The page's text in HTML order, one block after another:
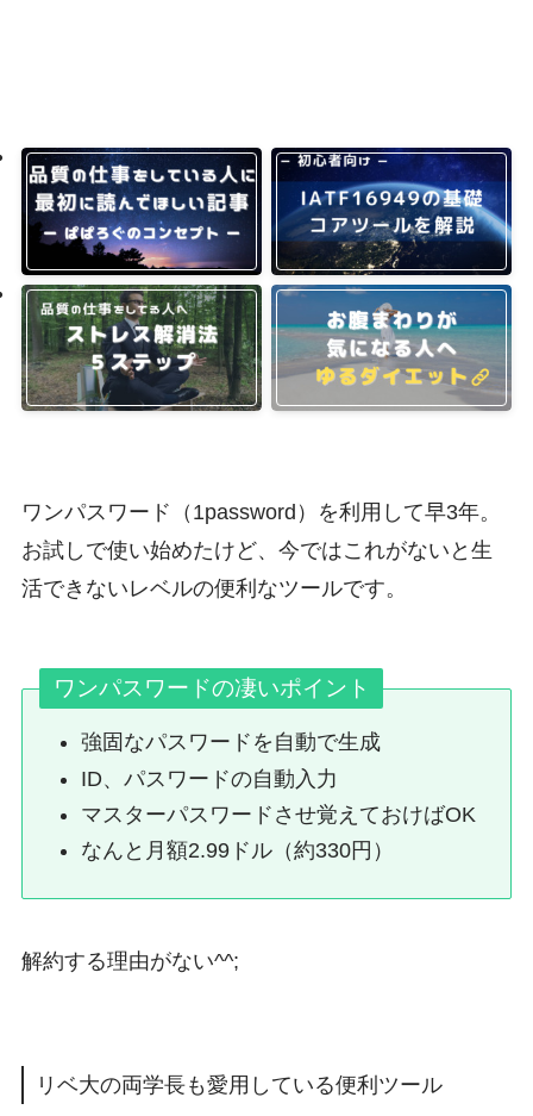
ワンパスワード（1password）を利用して早3年。
お試しで使い始めたけど、今ではこれがないと生
活できないレベルの便利なツールです。
ワンパスワードの凄いポイント
強固なパスワードを自動で生成
ID、パスワードの自動入力
マスターパスワードさせ覚えておけばOK
なんと月額2.99ドル（約330円）
解約する理由がない^^;
リベ大の両学長も愛用している便利ツール